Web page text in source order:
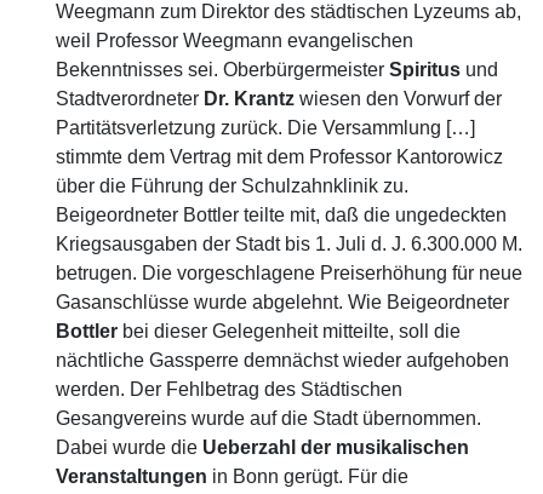
Weegmann zum Direktor des städtischen Lyzeums ab,
weil Professor Weegmann evangelischen
Bekenntnisses sei. Oberbürgermeister Spiritus und
Stadtverordneter Dr. Krantz wiesen den Vorwurf der
Partitätsverletzung zurück. Die Versammlung […]
stimmte dem Vertrag mit dem Professor Kantorowicz
über die Führung der Schulzahnklinik zu.
Beigeordneter Bottler teilte mit, daß die ungedeckten
Kriegsausgaben der Stadt bis 1. Juli d. J. 6.300.000 M.
betrugen. Die vorgeschlagene Preiserhöhung für neue
Gasanschlüsse wurde abgelehnt. Wie Beigeordneter
Bottler bei dieser Gelegenheit mitteilte, soll die
nächtliche Gassperre demnächst wieder aufgehoben
werden. Der Fehlbetrag des Städtischen
Gesangvereins wurde auf die Stadt übernommen.
Dabei wurde die Ueberzahl der musikalischen
Veranstaltungen in Bonn gerügt. Für die